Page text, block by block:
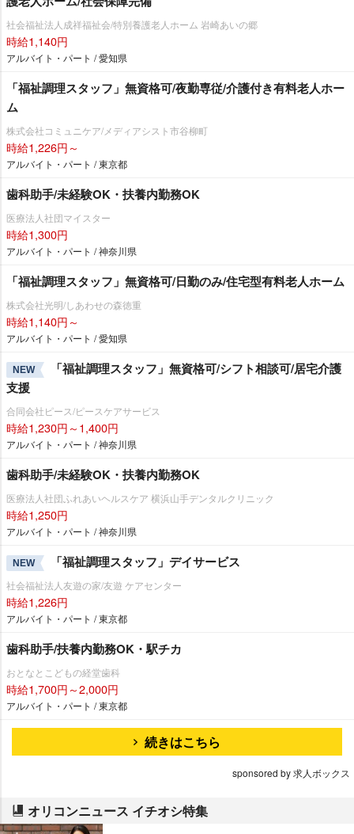
社会福祉法人成祥福祉会/特別養護老人ホーム 岩崎あいの郷
時給1,140円
アルバイト・パート / 愛知県
「福祉調理スタッフ」無資格可/夜勤専従/介護付き有料老人ホー
ム
株式会社コミュニケア/メディアシスト市谷柳町
時給1,226円～
アルバイト・パート / 東京都
歯科助手/未経験OK・扶養内勤務OK
医療法人社団マイスター
時給1,300円
アルバイト・パート / 神奈川県
「福祉調理スタッフ」無資格可/日勤のみ/住宅型有料老人ホーム
株式会社光明/しあわせの森徳重
時給1,140円～
アルバイト・パート / 愛知県
NEW
「福祉調理スタッフ」無資格可/シフト相談可/居宅介護
支援
合同会社ピース/ピースケアサービス
時給1,230円～1,400円
アルバイト・パート / 神奈川県
歯科助手/未経験OK・扶養内勤務OK
医療法人社団ふれあいヘルスケア 横浜山手デンタルクリニック
時給1,250円
アルバイト・パート / 神奈川県
NEW 「福祉調理スタッフ」デイサービス
社会福祉法人友遊の家/友遊 ケアセンター
時給1,226円
アルバイト・パート / 東京都
歯科助手/扶養内勤務OK・駅チカ
おとなとこどもの経堂歯科
時給1,700円～2,000円
アルバイト・パート / 東京都
続きはこちら
sponsored by 求人ボックス
オリコンニュース イチオシ特集